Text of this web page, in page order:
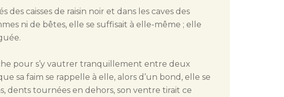
caisses de raisin noir et dans les caves des
ni de bêtes, elle se suffisait à elle-même ; elle
pour s’y vautrer tranquillement entre deux
sa faim se rappelle à elle, alors d’un bond, elle se
dents tournées en dehors, son ventre tirait ce